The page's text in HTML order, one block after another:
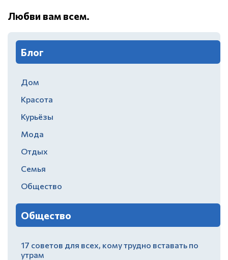
Любви вам всем.
Блог
Дом
Красота
Курьёзы
Мода
Отдых
Семья
Общество
Общество
17 советов для всех, кому трудно вставать по
утрам